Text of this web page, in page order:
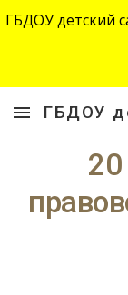
Skip to main